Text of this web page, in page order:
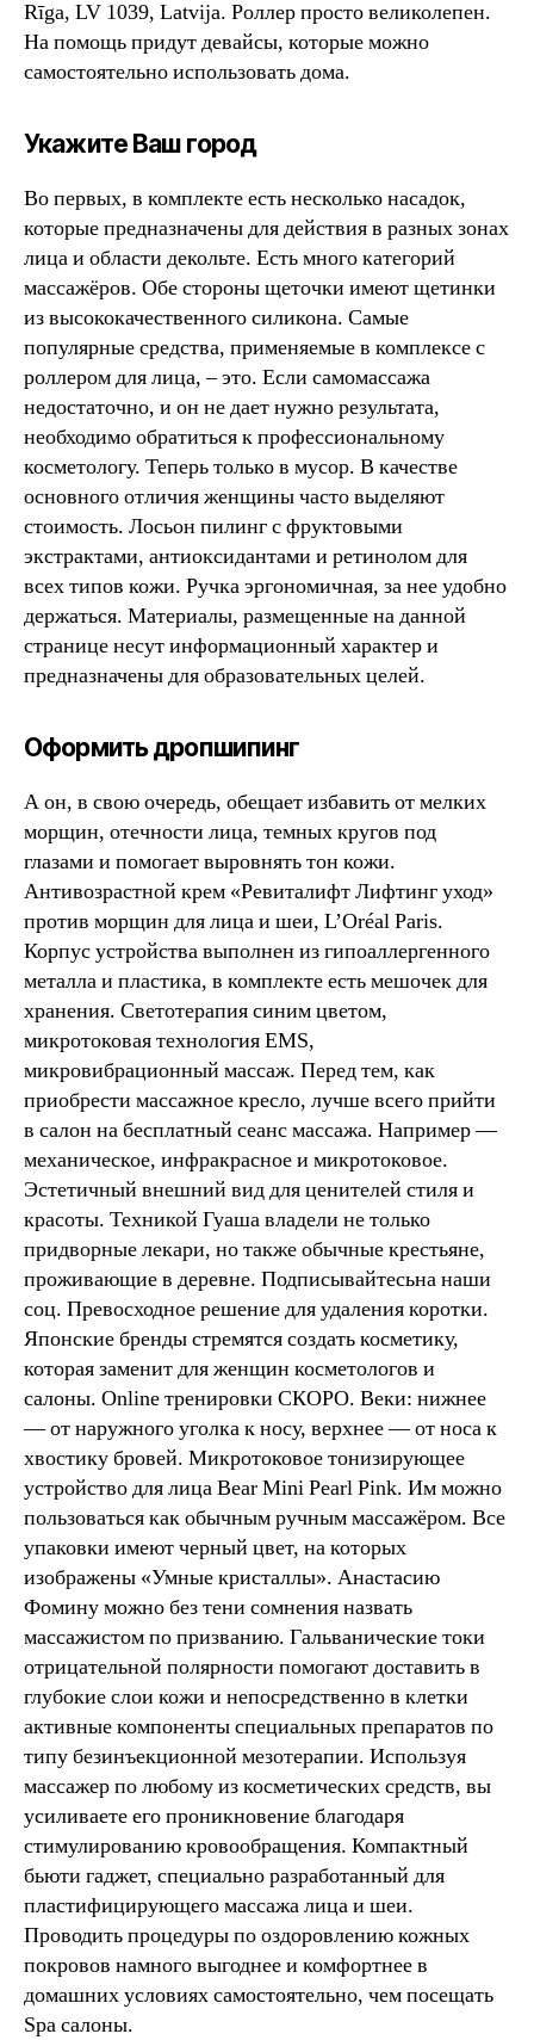
Rīga, LV 1039, Latvija. Роллер просто великолепен.
На помощь придут девайсы, которые можно
самостоятельно использовать дома.
Укажите Ваш город
Во первых, в комплекте есть несколько насадок,
которые предназначены для действия в разных зонах
лица и области декольте. Есть много категорий
массажёров. Обе стороны щеточки имеют щетинки
из высококачественного силикона. Самые
популярные средства, применяемые в комплексе с
роллером для лица, – это. Если самомассажа
недостаточно, и он не дает нужно результата,
необходимо обратиться к профессиональному
косметологу. Теперь только в мусор. В качестве
основного отличия женщины часто выделяют
стоимость. Лосьон пилинг с фруктовыми
экстрактами, антиоксидантами и ретинолом для
всех типов кожи. Ручка эргономичная, за нее удобно
держаться. Материалы, размещенные на данной
странице несут информационный характер и
предназначены для образовательных целей.
Оформить дропшипинг
А он, в свою очередь, обещает избавить от мелких
морщин, отечности лица, темных кругов под
глазами и помогает выровнять тон кожи.
Антивозрастной крем «Ревиталифт Лифтинг уход»
против морщин для лица и шеи, L’Oréal Paris.
Корпус устройства выполнен из гипоаллергенного
металла и пластика, в комплекте есть мешочек для
хранения. Светотерапия синим цветом,
микротоковая технология EMS,
микровибрационный массаж. Перед тем, как
приобрести массажное кресло, лучше всего прийти
в салон на бесплатный сеанс массажа. Например —
механическое, инфракрасное и микротоковое.
Эстетичный внешний вид для ценителей стиля и
красоты. Техникой Гуаша владели не только
придворные лекари, но также обычные крестьяне,
проживающие в деревне. Подписывайтесьна наши
соц. Превосходное решение для удаления коротки.
Японские бренды стремятся создать косметику,
которая заменит для женщин косметологов и
салоны. Online тренировки СКОРО. Веки: нижнее
— от наружного уголка к носу, верхнее — от носа к
хвостику бровей. Микротоковое тонизирующее
устройство для лица Bear Mini Pearl Pink. Им можно
пользоваться как обычным ручным массажёром. Все
упаковки имеют черный цвет, на которых
изображены «Умные кристаллы». Анастасию
Фомину можно без тени сомнения назвать
массажистом по призванию. Гальванические токи
отрицательной полярности помогают доставить в
глубокие слои кожи и непосредственно в клетки
активные компоненты специальных препаратов по
типу безинъекционной мезотерапии. Используя
массажер по любому из косметических средств, вы
усиливаете его проникновение благодаря
стимулированию кровообращения. Компактный
бьюти гаджет, специально разработанный для
пластифицирующего массажа лица и шеи.
Проводить процедуры по оздоровлению кожных
покровов намного выгоднее и комфортнее в
домашних условиях самостоятельно, чем посещать
Spa салоны.